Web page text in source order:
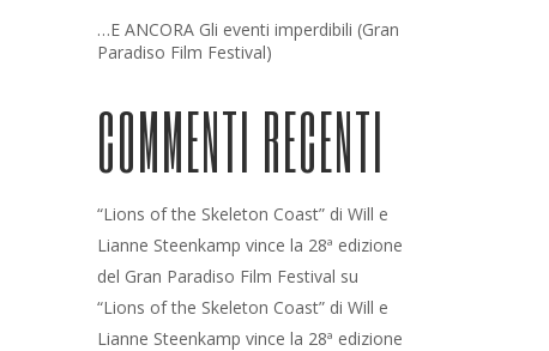
…E ANCORA Gli eventi imperdibili (Gran
Paradiso Film Festival)
COMMENTI RECENTI
“Lions of the Skeleton Coast” di Will e
Lianne Steenkamp vince la 28ª edizione
del Gran Paradiso Film Festival su
“Lions of the Skeleton Coast” di Will e
Lianne Steenkamp vince la 28ª edizione